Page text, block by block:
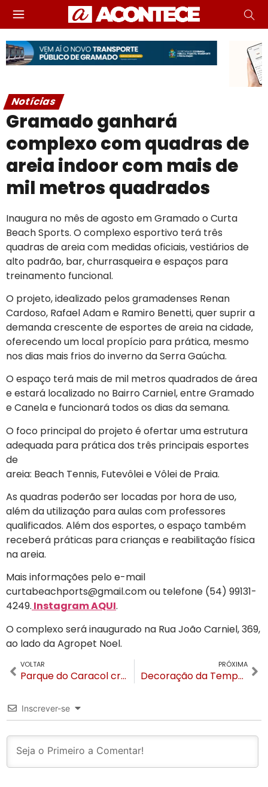
Notícias
Gramado ganhará
complexo com quadras de
areia indoor com mais de
mil metros quadrados
Inaugura no mês de agosto em Gramado o Curta
Beach Sports. O complexo esportivo terá três
quadras de areia com medidas oficiais, vestiários de
alto padrão, bar, churrasqueira e espaços para
treinamento funcional.
O projeto, idealizado pelos gramadenses Renan
Cardoso, Rafael Adam e Ramiro Benetti, quer suprir a
demanda crescente de esportes de areia na cidade,
oferecendo um local propício para prática, mesmo
nos dias mais frios do inverno da Serra Gaúcha.
O espaço terá mais de mil metros quadrados de área
e estará localizado no Bairro Carniel, entre Gramado
e Canela e funcionará todos os dias da semana.
O foco principal do projeto é ofertar uma estrutura
adequada para prática dos três principais esportes
de
areia: Beach Tennis, Futevôlei e Vôlei de Praia.
As quadras poderão ser locadas por hora de uso,
além da utilização para aulas com professores
qualificados. Além dos esportes, o espaço também
receberá práticas para crianças e reabilitação física
na areia.
Mais informações pelo e-mail
curtabeachports@gmail.comou telefone (54) 99131-
4249. Instagram AQUI.
O complexo será inaugurado na Rua João Carniel, 369,
ao lado da Agropet Noel.
VOLTAR
Parque do Caracol cria serviço de piquenique para os visitantes
PRÓXIMA
Decoração da Temporada de Inverno começa a tomar as ruas de Canela
Inscrever-se